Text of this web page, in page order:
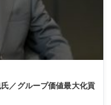
／グループ価値最大化貢